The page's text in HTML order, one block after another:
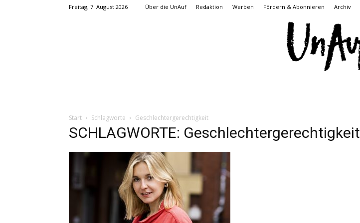
Freitag, 7. August 2026 Über die UnAuf Redaktion Werben Fördern & Abonnieren Archiv
Start Schlagworte Geschlechtergerechtigkeit
SCHLAGWORTE: Geschlechtergerechtigkeit